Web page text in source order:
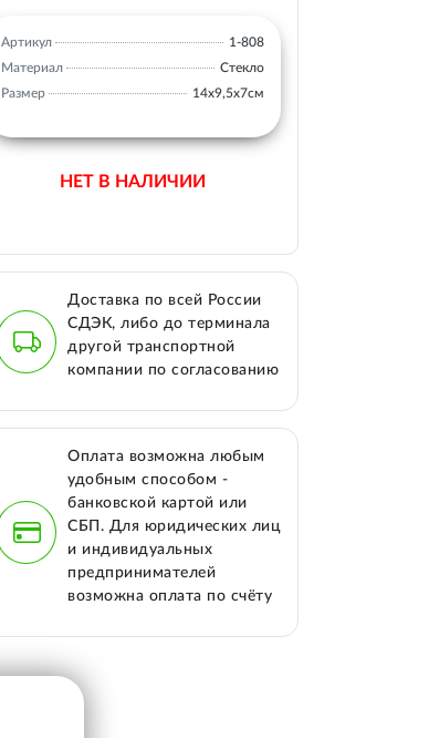
Артикул
1-808
Материал
Стекло
Размер
14х9,5х7см
НЕТ В НАЛИЧИИ
Доставка по всей России
СДЭК, либо до терминала
другой транспортной
компании по согласованию
Оплата возможна любым
удобным способом -
банковской картой или
СБП. Для юридических лиц
и индивидуальных
предпринимателей
возможна оплата по счёту